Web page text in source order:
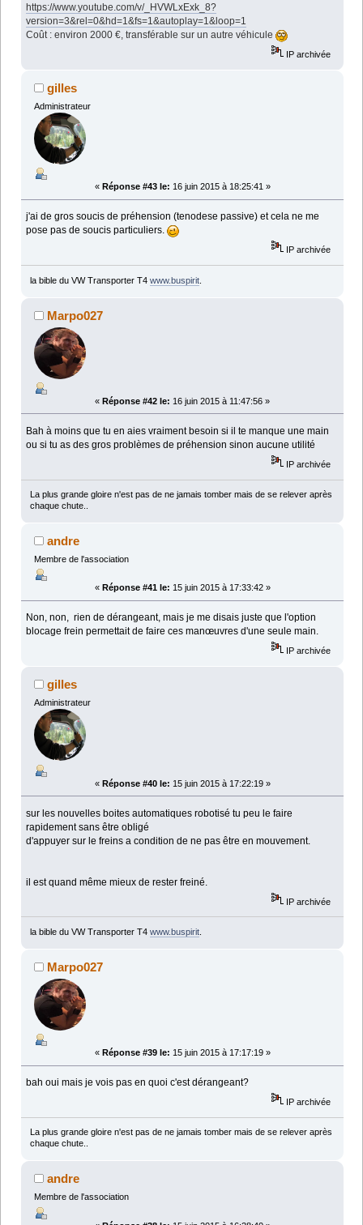
https://www.youtube.com/v/_HVWLxExk_8?
version=3&rel=0&hd=1&fs=1&autoplay=1&loop=1
Coût : environ 2000 €, transférable sur un autre véhicule
IP archivée
gilles
Administrateur
« Réponse #43 le: 16 juin 2015 à 18:25:41 »
j'ai de gros soucis de préhension (tenodese passive) et cela ne me
pose pas de soucis particuliers.
IP archivée
la bible du VW Transporter T4 www.buspirit.
Marpo027
« Réponse #42 le: 16 juin 2015 à 11:47:56 »
Bah à moins que tu en aies vraiment besoin si il te manque une main
ou si tu as des gros problèmes de préhension sinon aucune utilité
IP archivée
La plus grande gloire n'est pas de ne jamais tomber mais de se relever après
chaque chute..
andre
Membre de l'association
« Réponse #41 le: 15 juin 2015 à 17:33:42 »
Non, non, rien de dérangeant, mais je me disais juste que l'option
blocage frein permettait de faire ces manœuvres d'une seule main.
IP archivée
gilles
Administrateur
« Réponse #40 le: 15 juin 2015 à 17:22:19 »
sur les nouvelles boites automatiques robotisé tu peu le faire
rapidement sans être obligé
d'appuyer sur le freins a condition de ne pas être en mouvement.
il est quand même mieux de rester freiné.
IP archivée
la bible du VW Transporter T4 www.buspirit.
Marpo027
« Réponse #39 le: 15 juin 2015 à 17:17:19 »
bah oui mais je vois pas en quoi c'est dérangeant?
IP archivée
La plus grande gloire n'est pas de ne jamais tomber mais de se relever après
chaque chute..
andre
Membre de l'association